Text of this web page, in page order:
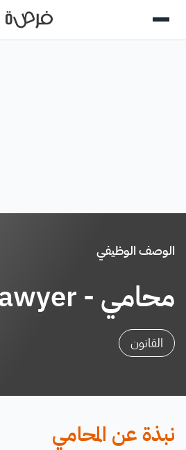
الوصف الوظيفي
محامي - Lawyer
القانون
نبذة عن المحامي